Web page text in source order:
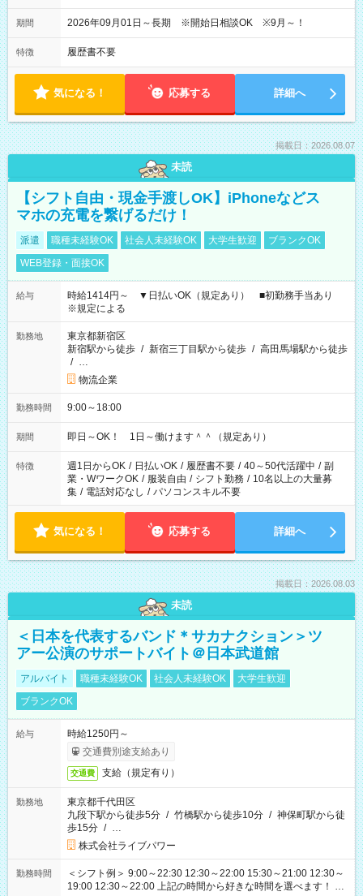
期間 2026年09月01日～長期 ※開始日相談OK ※9月～！
特徴 履歴書不要
気になる！ 応募する 詳細へ
掲載日：2026.08.07
未読
【シフト自由・現金手渡しOK】iPhoneなどス
マホの充電を繋げるだけ！
派遣 職種未経験OK 社会人未経験OK 大学生歓迎
ブランクOK
WEB登録・面接OK
給与
時給1414円～ ▼日払いOK（規定あり） ■初勤務手当あり
※規定による
勤務地
東京都新宿区
新宿駅から徒歩 / 新宿三丁目駅から徒歩 / 高田馬場駅から徒歩
/ …
物流企業
勤務時間 9:00～18:00
期間 即日～OK！ 1日～働けます＾＾（規定あり）
特徴 週1日からOK / 日払いOK / 履歴書不要 / 40～50代活躍中 / 副
業・WワークOK / 服装自由 / シフト勤務 / 10名以上の大量募
集 / 電話対応なし / パソコンスキル不要
気になる！ 応募する 詳細へ
掲載日：2026.08.03
未読
＜日本を代表するバンド＊サカナクション＞ツ
アー公演のサポートバイト＠日本武道館
アルバイト 職種未経験OK 社会人未経験OK
大学生歓迎
ブランクOK
給与
時給1250円～
交通費別途支給あり
交通費 支給（規定有り）
勤務地
東京都千代田区
九段下駅から徒歩5分 / 竹橋駅から徒歩10分 / 神保町駅から徒
歩15分 / …
株式会社ライブパワー
勤務時間
＜シフト例＞ 9:00～22:30 12:30～22:00 15:30～21:00 12:30～
19:00 12:30～22:00 上記の時間から好きな時間を選べます！ ※